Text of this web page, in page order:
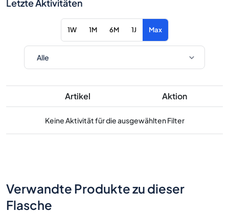
Letzte Aktivitäten
1W 1M 6M 1J Max
Artikel Aktion
Keine Aktivität für die ausgewählten Filter
Verwandte Produkte zu dieser
Flasche